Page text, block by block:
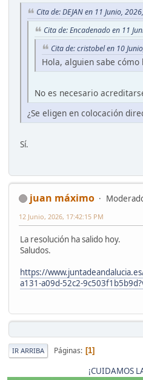
Cita de: DEJAN en 11 Junio,
Cita de: Encadenado en 11
Cita de: cristobel en 10
Hola, alguien sabe
No es necesario
¿Se eligen en colocación
Sí.
juan máximo
12 Junio, 2026, 17:42:15 PM
La resolución ha salido hoy.
Saludos.
https://
a131-a09d-52c2-
IR ARRIBA Páginas 1
¡CUIDAMOS